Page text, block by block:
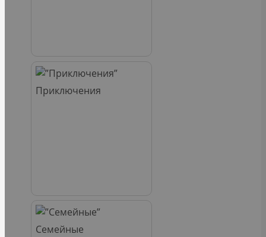
Приключения
Семейные